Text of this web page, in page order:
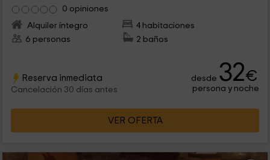
0 opiniones
Alquiler íntegro
4 habitaciones
6 personas
2 baños
Reserva inmediata
Cancelación 30 días antes
desde 32€
persona y noche
VER OFERTA